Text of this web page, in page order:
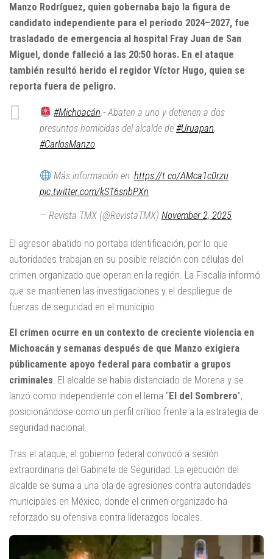
Manzo Rodríguez, quien gobernaba bajo la figura de
candidato independiente para el periodo 2024–2027, fue
trasladado de emergencia al hospital Fray Juan de San
Miguel, donde falleció a las 20:50 horas. En el ataque
también resultó herido el regidor Víctor Hugo, quien se
reporta fuera de peligro.
#Michoacán .- Abaten a uno y detienen a dos
presuntos homicidas del alcalde de #Uruapan,
#CarlosManzo
Más información en:https://t.co/AMca1c0rzu
pic.twitter.com/kST6snbPXn
— Revista TMX (@RevistaTMX) November 2, 2025
El agresor abatido no portaba identificación, por lo que
autoridades trabajan en su posible relación con células del
crimen organizado que operan en la región. La Fiscalía informó
que se mantienen las investigaciones y el despliegue de
fuerzas de seguridad en el municipio.
El crimen ocurre en un contexto de creciente violencia en
Michoacán y semanas después de que Manzo exigiera
públicamente apoyo federal para combatir a grupos
criminales. El alcalde se había distanciado de Morena y se
lanzó como independiente con el lema “El del Sombrero”,
posicionándose como un perfil crítico frente a la estrategia de
seguridad nacional.
Tras el ataque, el gobierno federal convocó a sesión
extraordinaria del Gabinete de Seguridad. La ejecución del
alcalde se suma a una ola de agresiones contra autoridades
municipales en México, donde el crimen organizado ha
reforzado su ofensiva contra liderazgos locales.